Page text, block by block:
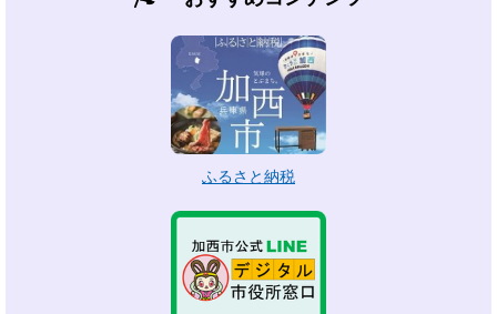
ふるさと納税